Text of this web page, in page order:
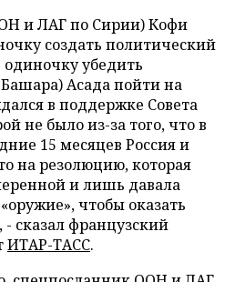
и ЛАГ по Сирии) Кофи
создать политический
одиночку убедить
Асада пойти на
в поддержке Совета
не было из-за того, что в
15 месяцев Россия и
на резолюцию, которая
и лишь давала
чтобы оказать
- сказал французский
ИТАР-ТАСС.